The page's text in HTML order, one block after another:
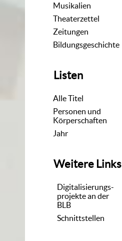
Musikalien
Theaterzettel
Zeitungen
Bildungsgeschichte
Listen
Alle Titel
Personen und
Körperschaften
Jahr
Weitere Links
Digitalisierungs-
projekte an der
BLB
Schnittstellen